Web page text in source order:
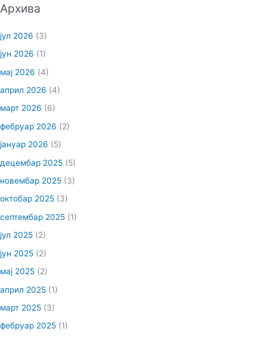
Архива
јул 2026 (3)
јун 2026 (1)
мај 2026 (4)
април 2026 (4)
март 2026 (6)
фебруар 2026 (2)
јануар 2026 (5)
децембар 2025 (5)
новембар 2025 (3)
октобар 2025 (3)
септембар 2025 (1)
јул 2025 (2)
јун 2025 (2)
мај 2025 (2)
април 2025 (1)
март 2025 (3)
фебруар 2025 (1)